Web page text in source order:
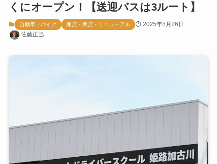
くにオープン！【送迎バスは3ルート】
自動車・バイク 開店・閉店・リニューアル
2025年8月26日
佐藤正巳